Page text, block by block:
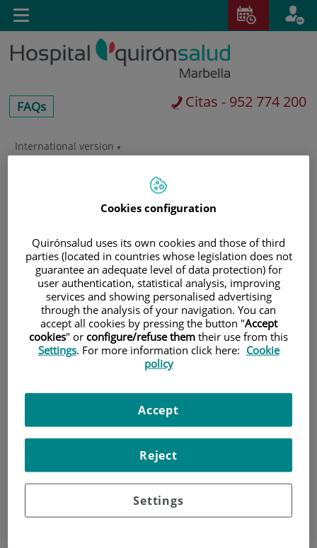
Saltar al contenido
SaltarInternational version
centros-
faq
FAQs Citas - 952 774 200
Toggle
navigation
Pacientes y visitantes
Investigación
Cookies configuration
Quirónsalud uses its own cookies and those of third
parties (located in countries whose legislation does not
guarantee an adequate level of data protection) for
user authentication, statistical analysis, improving
services and showing personalised advertising
through the analysis of your navigation. You can
accept all cookies by pressing the button "Accept
cookies" or configure/refuse them their use from this
Settings. For more information click here: Cookie
policy
Settings
Reject
Accept